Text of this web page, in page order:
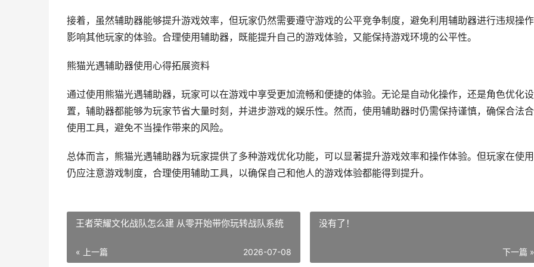
接着，虽然辅助器能够提升游戏效率，但玩家仍然需要遵守游戏的公平竞争制度，避免利用辅助器进行违规操作
影响其他玩家的体验。合理使用辅助器，既能提升自己的游戏体验，又能保持游戏环境的公平性。
熊猫光遇辅助器使用心得拓展资料
通过使用熊猫光遇辅助器，玩家可以在游戏中享受更加流畅和便捷的体验。无论是自动化操作，还是角色优化设
置，辅助器都能够为玩家节省大量时刻，并进步游戏的娱乐性。然而，使用辅助器时仍需保持谨慎，确保合法
使用工具，避免不当操作带来的风险。
总体而言，熊猫光遇辅助器为玩家提供了多种游戏优化功能，可以显著提升游戏效率和操作体验。但玩家在使
仍应注意游戏制度，合理使用辅助工具，以确保自己和他人的游戏体验都能得到提升。
王者荣耀文化战队怎么建 从零开始带你玩转战队系统
« 上一篇 2026-07-08
没有了！
下一篇 »